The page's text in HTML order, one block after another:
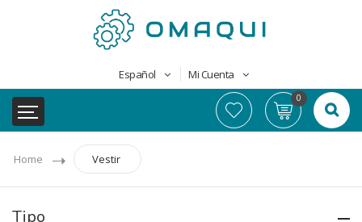
Español Mi Cuenta
0
Home Vestir
Tipo